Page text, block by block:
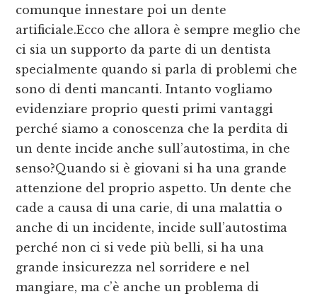
comunque innestare poi un dente
artificiale.Ecco che allora è sempre meglio che
ci sia un supporto da parte di un dentista
specialmente quando si parla di problemi che
sono di denti mancanti. Intanto vogliamo
evidenziare proprio questi primi vantaggi
perché siamo a conoscenza che la perdita di
un dente incide anche sull’autostima, in che
senso?Quando si è giovani si ha una grande
attenzione del proprio aspetto. Un dente che
cade a causa di una carie, di una malattia o
anche di un incidente, incide sull’autostima
perché non ci si vede più belli, si ha una
grande insicurezza nel sorridere e nel
mangiare, ma c’è anche un problema di